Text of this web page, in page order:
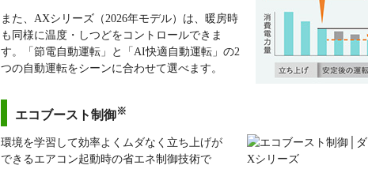
また、AXシリーズ（2026年モデル）は、暖房時
も同様に温度・しつどをコントロールできま
す。「節電自動運転」と「AI快適自動運転」の2
つの自動運転をシーンに合わせて選べます。
エコブースト制御※
環境を学習して効率よくムダなく立ち上げが
できるエアコン起動時の省エネ制御技術で